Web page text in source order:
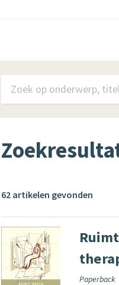
62 artikelen gevonden
Paperback